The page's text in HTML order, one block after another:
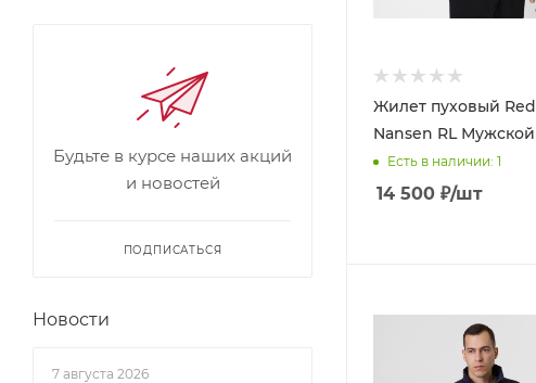
Жилет пуховый
Nansen RL Мужской
Есть в наличии: 1
14 500 ₽/шт
Будьте в курсе наших акций
и новостей
ПОДПИСАТЬСЯ
Новости
7 августа 2026